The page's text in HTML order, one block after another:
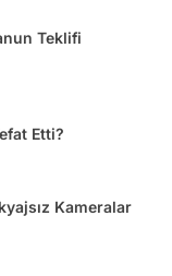
Teklifi
Etti?
Kameralar